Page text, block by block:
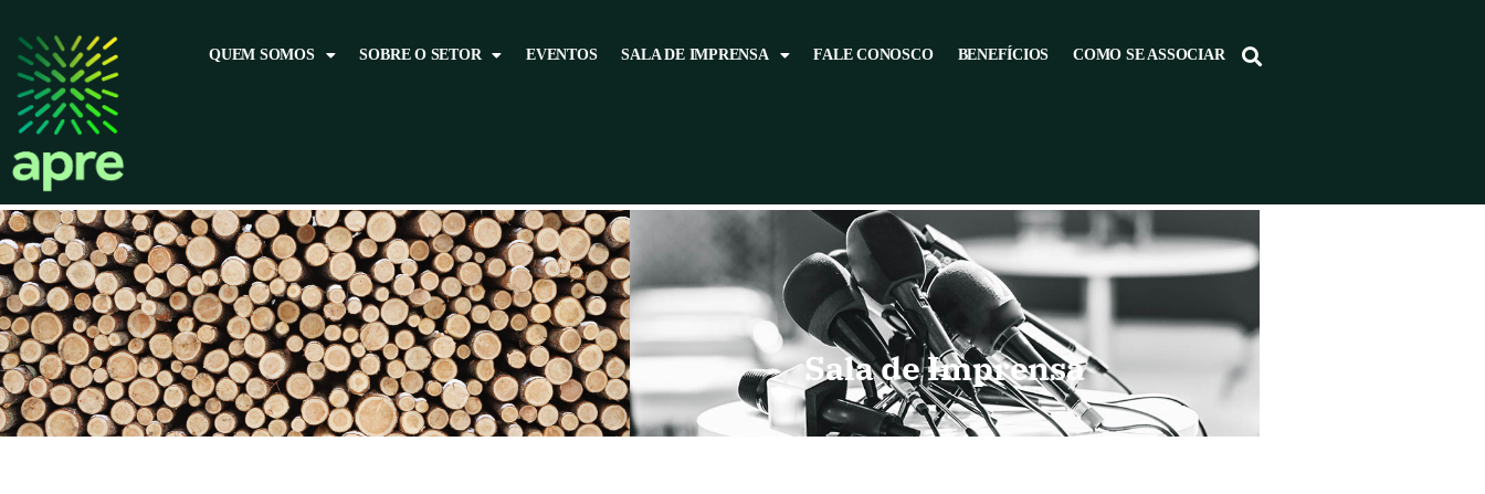
QUEM SOMOS SOBRE O SETOR EVENTOS SALA DE IMPRENSA FALE CONOSCO BENEFÍCIOS COMO SE ASSOCIAR
Sala de Imprensa